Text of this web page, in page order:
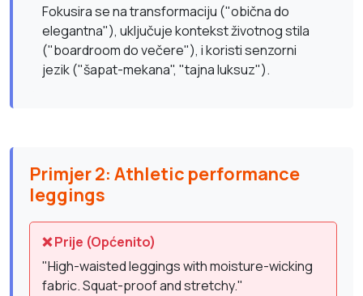
Fokusira se na transformaciju ("obična do
elegantna"), uključuje kontekst životnog stila
("boardroom do večere"), i koristi senzorni
jezik ("šapat-mekana", "tajna luksuz").
Primjer 2: Athletic performance
leggings
❌ Prije (Općenito)
"High-waisted leggings with moisture-wicking
fabric. Squat-proof and stretchy."